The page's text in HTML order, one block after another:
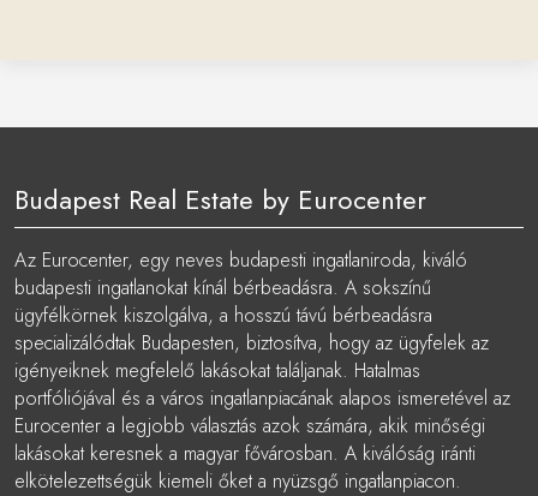
Budapest Real Estate by Eurocenter
Az Eurocenter, egy neves budapesti ingatlaniroda, kiváló
budapesti ingatlanokat kínál bérbeadásra. A sokszínű
ügyfélkörnek kiszolgálva, a hosszú távú bérbeadásra
specializálódtak Budapesten, biztosítva, hogy az ügyfelek az
igényeiknek megfelelő lakásokat találjanak. Hatalmas
portfóliójával és a város ingatlanpiacának alapos ismeretével az
Eurocenter a legjobb választás azok számára, akik minőségi
lakásokat keresnek a magyar fővárosban. A kiválóság iránti
elkötelezettségük kiemeli őket a nyüzsgő ingatlanpiacon.